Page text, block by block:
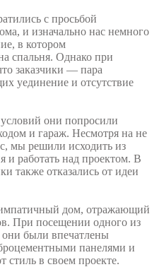
с просьбой
и изначально нас немного
в котором
спальня. Однако при
заказчики — пара
уединение и отсутствие
они попросили
и гараж. Несмотря на не
мы решили исходить из
и работать над проектом. В
также отказались от идеи
дом, отражающий
При посещении одного из
были впечатлены
панелями и
стиль в своем проекте.